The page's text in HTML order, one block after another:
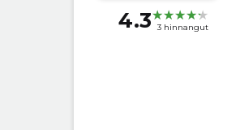
4.3 3 hinnangut